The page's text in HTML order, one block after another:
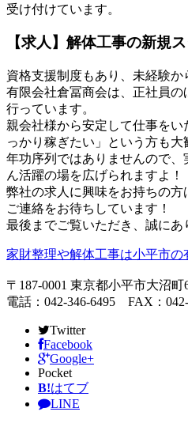
受け付けています。
【求人】解体工事の新規
資格支援制度もあり、未経験か
有限会社倉冨商会は、正社員
行っています。
親会社様から安定して仕事を
っかり稼ぎたい」という方も大
年功序列ではありませんので
ん活躍の場を広げられますよ！
弊社の求人に興味をお持ちの方
ご連絡をお待ちしています！
最後までご覧いただき、誠にあ
家財整理や解体工事は小平市の
〒187-0001 東京都小平市大沼町
電話：042-346-6495 FAX：042-
Twitter
Facebook
Google+
Pocket
B!はてブ
LINE